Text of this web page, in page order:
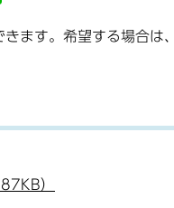
ます。希望する場合は
）